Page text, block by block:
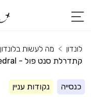
לונדון מה לעשות בלונדון
קתדרלת סנט פול - St Paul's Cathedral
כנסייה נקודות עניין